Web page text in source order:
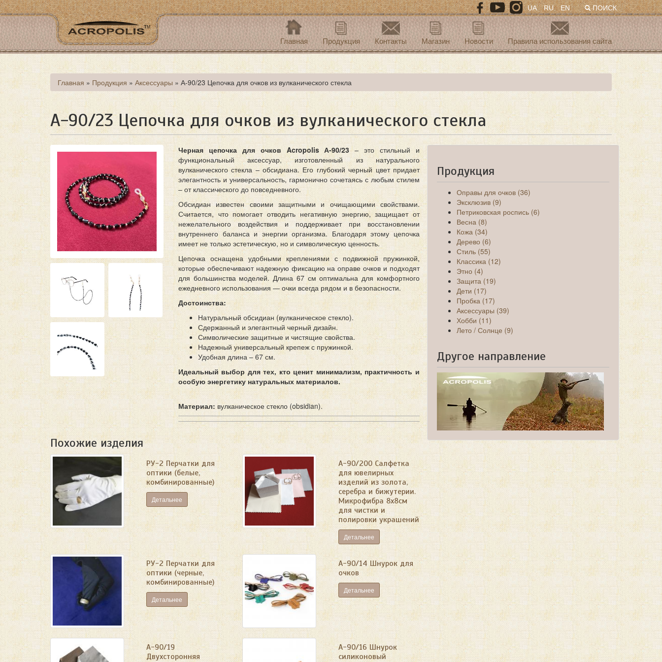
Перейти
к
основному
содержанию
ПОИСК
UA RU EN
Главная Продукция Контакты Магазин Новости Правила использования сайта
Вы
здесь
Главная » Продукция » Аксессуары » А-90/23 Цепочка для очков из вулканического стекла
А-90/23 Цепочка для очков из вулканического стекла
Черная цепочка для очков Acropolis А-90/23– это стильный и
функциональный аксессуар, изготовленный из натурального
вулканического стекла – обсидиана. Его глубокий черный цвет придает
элегантность и универсальность, гармонично сочетаясь с любым стилем
– от классического до повседневного.
Обсидиан известен своими защитными и очищающими свойствами.
Считается, что помогает отводить негативную энергию, защищает от
нежелательного воздействия и поддерживает при восстановлении
внутреннего баланса и энергии организма. Благодаря этому цепочка
имеет не только эстетическую, но и символическую ценность.
Цепочка оснащена удобными креплениями с подвижной пружинкой,
которые обеспечивают надежную фиксацию на оправе очков и подходят
для большинства моделей. Длина 67 см оптимальна для комфортного
ежедневного использования — очки всегда рядом и в безопасности.
Достоинства:
Натуральный обсидиан (вулканическое стекло).
Сдержанный и элегантный черный дизайн.
Символические защитные и чистящие свойства.
Надежный универсальный крепеж с пружинкой.
Удобная длина – 67 см.
Идеальный выбор для тех, кто ценит минимализм, практичность и
особую энергетику натуральных материалов.
Материал: вулканическое стекло (obsidian).
Похожие изделия
РУ-2 Перчатки для
оптики (белые,
комбинированные)
Детальнее
А-90/200 Салфетка
для ювелирных
изделий из золота,
серебра и бижутерии.
Микрофибра 8х8см
для чистки и
полировки украшений
Детальнее
РУ-2 Перчатки для
оптики (черные,
комбинированные)
Детальнее
А-90/14 Шнурок для
очков
Детальнее
А-90/19
Двухсторонняя
А-90/16 Шнурок
силиконовый
Продукция
Оправы для очков (36)
Эксклюзив (9)
Петриковская роспись (6)
Весна (8)
Кожа (34)
Дерево (6)
Стиль (55)
Классика (12)
Этно (4)
Защита (19)
Дети (17)
Пробка (17)
Аксессуары (39)
Хобби (11)
Лето / Солнце (9)
Другое направление